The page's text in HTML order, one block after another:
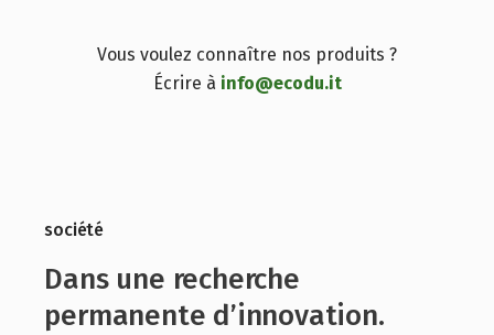
Vous voulez connaître nos produits ?
Écrire à info@ecodu.it
société
Dans une recherche
permanente d’innovation.